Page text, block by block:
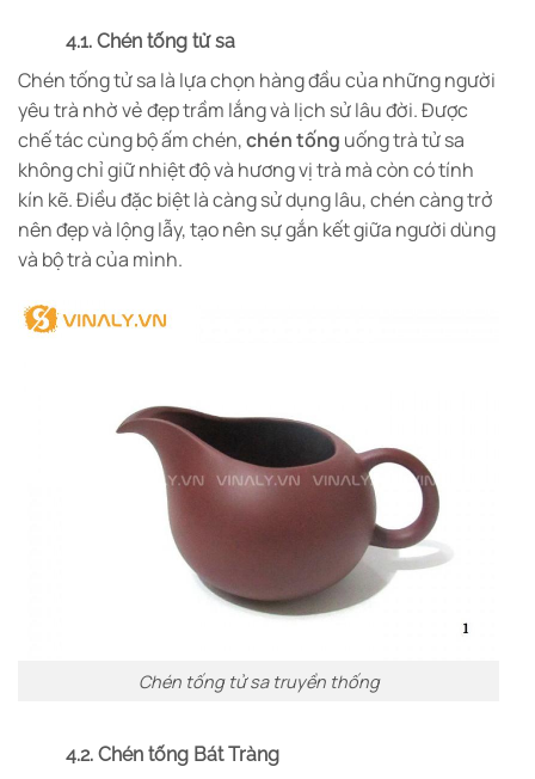
4.1. Chén tống tử sa
Chén tống tử sa là lựa chọn hàng đầu của những người
yêu trà nhờ vẻ đẹp trầm lắng và lịch sử lâu đời. Được
chế tác cùng bộ ấm chén,chén tống uống trà tử sa
không chỉ giữ nhiệt độ và hương vị trà mà còn có tính
kín kẽ. Điều đặc biệt là càng sử dụng lâu, chén càng trở
nên đẹp và lộng lẫy, tạo nên sự gắn kết giữa người dùng
và bộ trà của mình.
Chén tống tử sa truyền thống
4.2. Chén tống Bát Tràng